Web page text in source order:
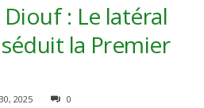
: Le latéral
la Premier
2025 0